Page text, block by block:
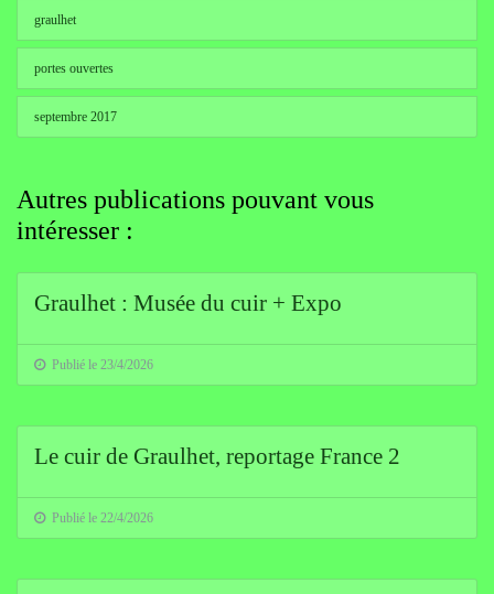
graulhet
portes ouvertes
septembre 2017
Autres publications pouvant vous
intéresser :
Graulhet : Musée du cuir + Expo
Publié le 23/4/2026
Le cuir de Graulhet, reportage France 2
Publié le 22/4/2026